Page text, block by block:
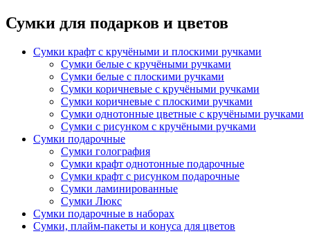
Сумки для подарков и цветов
Сумки крафт с кручёными и плоскими ручками
Сумки белые с кручёными ручками
Сумки белые с плоскими ручками
Сумки коричневые с кручёными ручками
Сумки коричневые с плоскими ручками
Сумки однотонные цветные с кручёными ручками
Сумки с рисунком с кручёными ручками
Сумки подарочные
Сумки голография
Сумки крафт однотонные подарочные
Сумки крафт с рисунком подарочные
Сумки ламинированные
Сумки Люкс
Сумки подарочные в наборах
Сумки, плайм-пакеты и конуса для цветов